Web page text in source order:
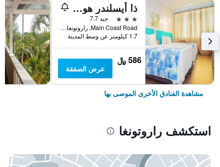
ذا أيسلندر هوتل
3 نجوم
جيد 7.7
Main Coast Road, راروتونغا, جزر كوك
1.7 كيلومتر عن وسط المدينة
586 ﷼
عرض الصفقة
مشاهدة الفنادق الأخرى الموصى بها
استكشف راروتونغا